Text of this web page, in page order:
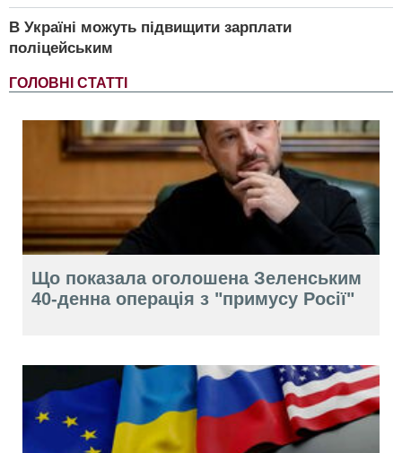
В Україні можуть підвищити зарплати
поліцейським
ГОЛОВНІ СТАТТІ
Що показала оголошена Зеленським
40-денна операція з "примусу Росії"